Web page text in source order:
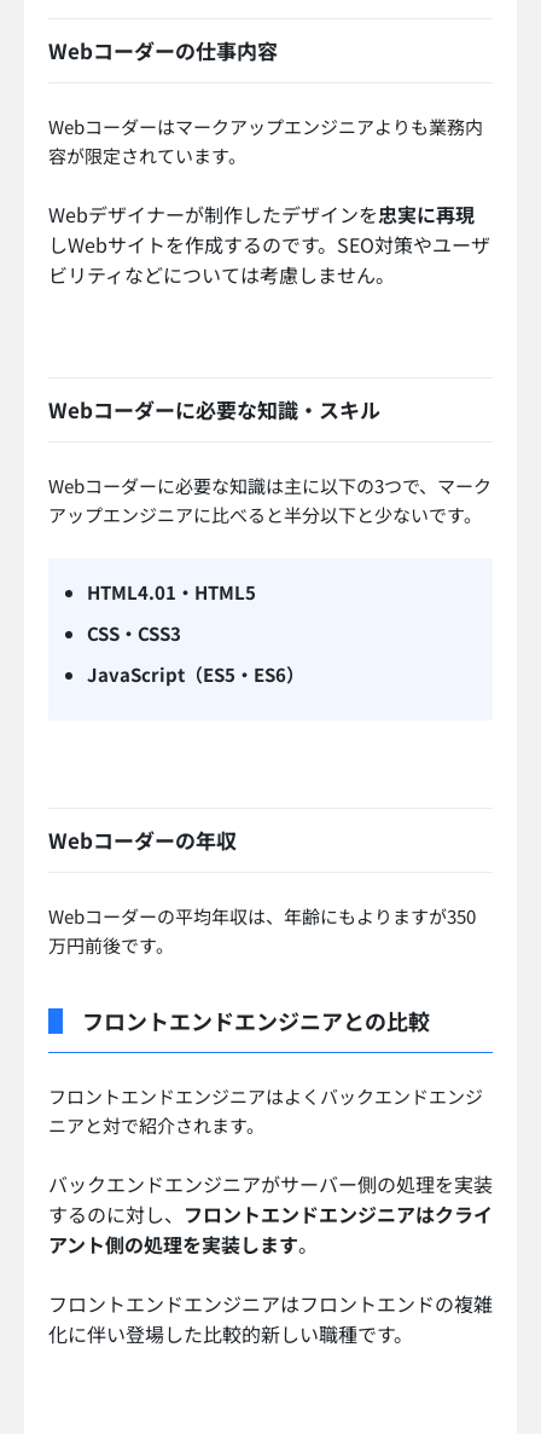
Webコーダーの仕事内容
Webコーダーはマークアップエンジニアよりも業務内
容が限定されています。
Webデザイナーが制作したデザインを忠実に再現
しWebサイトを作成するのです。SEO対策やユーザ
ビリティなどについては考慮しません。
Webコーダーに必要な知識・スキル
Webコーダーに必要な知識は主に以下の3つで、マーク
アップエンジニアに比べると半分以下と少ないです。
HTML4.01・HTML5
CSS・CSS3
JavaScript（ES5・ES6）
Webコーダーの年収
Webコーダーの平均年収は、年齢にもよりますが350
万円前後です。
フロントエンドエンジニアとの比較
フロントエンドエンジニアはよくバックエンドエンジ
ニアと対で紹介されます。
バックエンドエンジニアがサーバー側の処理を実装
するのに対し、 フロントエンドエンジニアはクライ
アント側の処理を実装します。
フロントエンドエンジニアはフロントエンドの複雑
化に伴い登場した比較的新しい職種です。